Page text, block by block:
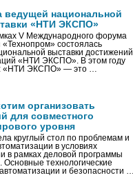
ведущей национальной
«НТИ ЭКСПО»
V Международного форума
«Технопром» состоялась
выставки достижений
«НТИ ЭКСПО». В этом году
«НТИ ЭКСПО» — это …
организовать
для совместного
уровня
круглый стол по проблемам и
в условиях
в рамках деловой программы
технологические
и безопасности …